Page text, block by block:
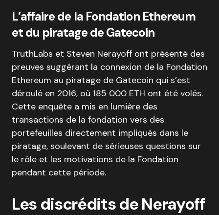
L’affaire de la Fondation Ethereum
et du piratage de Gatecoin
TruthLabs et Steven Nerayoff ont présenté des
preuves suggérant la connexion de la Fondation
Ethereum au piratage de Gatecoin qui s’est
déroulé en 2016, où 185 000 ETH ont été volés.
Cette enquête a mis en lumière des
transactions de la fondation vers des
portefeuilles directement impliqués dans le
piratage, soulevant de sérieuses questions sur
le rôle et les motivations de la Fondation
pendant cette période.
Les discrédits de Nerayoff